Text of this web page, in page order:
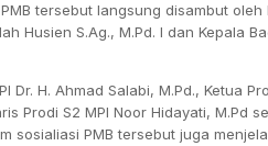
tersebut langsung disambut oleh
Husien S.Ag., M.Pd. I dan Kepala
H. Ahmad Salabi, M.Pd., Ketua
Prodi S2 MPI Noor Hidayati, M.Pd
sosialiasi PMB tersebut juga